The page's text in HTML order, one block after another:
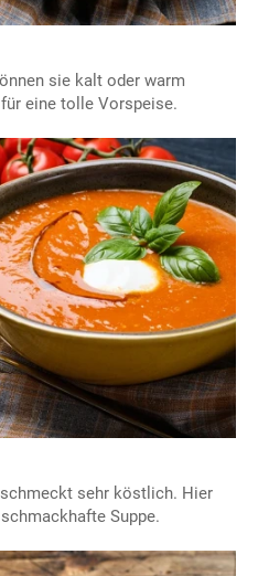
sie kalt oder warm
eine tolle Vorspeise.
sehr köstlich. Hier
Suppe.